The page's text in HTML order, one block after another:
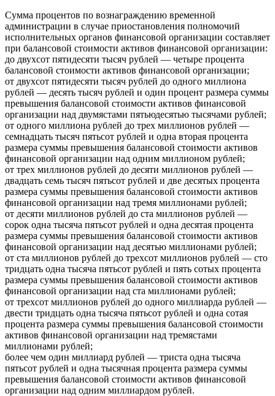
Сумма процентов по вознаграждению временной
администрации в случае приостановления полномочий
исполнительных органов финансовой организации составляет
при балансовой стоимости активов финансовой организации:
до двухсот пятидесяти тысяч рублей — четыре процента
балансовой стоимости активов финансовой организации;
от двухсот пятидесяти тысяч рублей до одного миллиона
рублей — десять тысяч рублей и один процент размера суммы
превышения балансовой стоимости активов финансовой
организации над двумястами пятьюдесятью тысячами рублей;
от одного миллиона рублей до трех миллионов рублей —
семнадцать тысяч пятьсот рублей и одна вторая процента
размера суммы превышения балансовой стоимости активов
финансовой организации над одним миллионом рублей;
от трех миллионов рублей до десяти миллионов рублей —
двадцать семь тысяч пятьсот рублей и две десятых процента
размера суммы превышения балансовой стоимости активов
финансовой организации над тремя миллионами рублей;
от десяти миллионов рублей до ста миллионов рублей —
сорок одна тысяча пятьсот рублей и одна десятая процента
размера суммы превышения балансовой стоимости активов
финансовой организации над десятью миллионами рублей;
от ста миллионов рублей до трехсот миллионов рублей — сто
тридцать одна тысяча пятьсот рублей и пять сотых процента
размера суммы превышения балансовой стоимости активов
финансовой организации над ста миллионами рублей;
от трехсот миллионов рублей до одного миллиарда рублей —
двести тридцать одна тысяча пятьсот рублей и одна сотая
процента размера суммы превышения балансовой стоимости
активов финансовой организации над тремястами
миллионами рублей;
более чем один миллиард рублей — триста одна тысяча
пятьсот рублей и одна тысячная процента размера суммы
превышения балансовой стоимости активов финансовой
организации над одним миллиардом рублей.